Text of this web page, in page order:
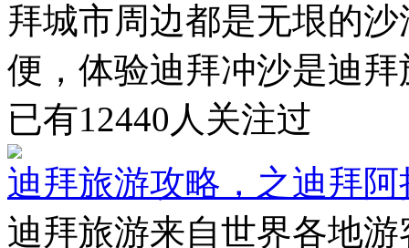
拜城市周边都是无垠的
便，体验迪拜冲沙是迪
已有12440 人关注过
迪拜旅游攻略，之迪拜
迪拜旅游来自世界各地